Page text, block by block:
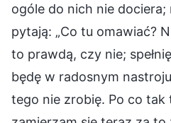
ogóle do nich nie dociera;
pytają: „Co tu omawiać?
to prawdą, czy nie;
będę w radosnym
tego nie zrobię. Po co tak